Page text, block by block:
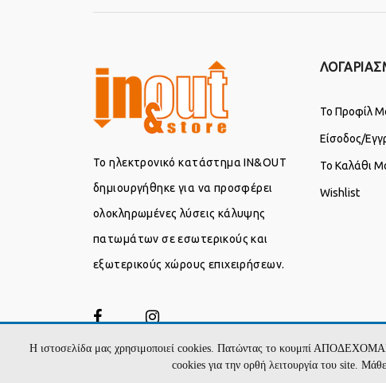
Το ηλεκτρονικό κατάστημα IN&OUT
δημιουργήθηκε για να προσφέρει
ολοκληρωμένες λύσεις κάλυψης
πατωμάτων σε εσωτερικούς και
εξωτερικούς χώρους επιχειρήσεων.
Το Προφίλ
Είσοδος/
Το Καλάθι
Wishlist
Η ιστοσελίδα μας χρησιμοποιεί cookies. Πατώντας το κουμπί
cookies για την ορθή λειτουργία του site.